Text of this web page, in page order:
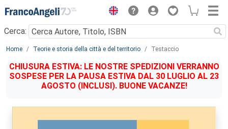
Menu
Cerca:
Main content
Home Teorie e storia della città e del territorio Testaccio
CHIUSURA ESTIVA: LE NOSTRE SPEDIZIONI VERRANNO
SOSPESE PER LA PAUSA ESTIVA DAL 30 LUGLIO AL 23
AGOSTO (INCLUSI). BUONE VACANZE!